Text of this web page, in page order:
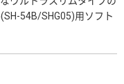
54B/SHG05)用ソフト